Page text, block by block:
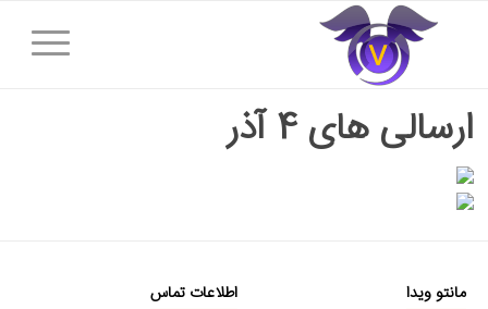
ارسالی های 4 آذر
مانتو ویدا اطلاعات تماس